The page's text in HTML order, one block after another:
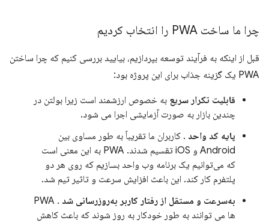
چرا ما ساخت PWA را انتخاب کردیم
قبل از اینکه به فرآیند توسعه بپردازیم، بیایید بررسی کنیم که چرا ساختن
PWA یک گزینه جذاب برای این پروژه بود:
قابلیت تکرار سریع به خصوص ارزشمند است زیرا بولتن در
چندین بازار به صورت آزمایشی اجرا می شود.
پایه کد واحد . کاربران ما تقریباً به طور مساوی بین
Android و iOS تقسیم شدند. PWA به این معنی است
که می‌توانیم یک برنامه وب واحد بسازیم که روی هر دو
پلتفرم کار کند. این باعث افزایش سرعت و تاثیر تیم شد.
به‌سرعت و مستقل از رفتار کاربر به‌روزرسانی شد
. PWA
ها می توانند به طور خودکار به روز شوند که باعث کاهش